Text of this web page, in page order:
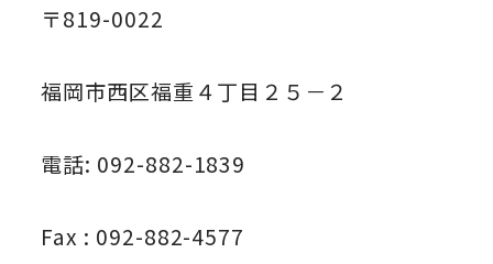
〒819-0022
福岡市西区福重４丁目２５－２
電話: 092-882-1839
Fax : 092-882-4577